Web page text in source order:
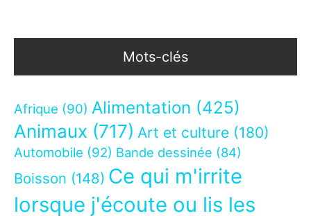
Mots-clés
Afrique (90) Alimentation (425)
Animaux (717) Art et culture (180)
Automobile (92) Bande dessinée (84)
Boisson (148) Ce qui m'irrite
lorsque j'écoute ou lis les